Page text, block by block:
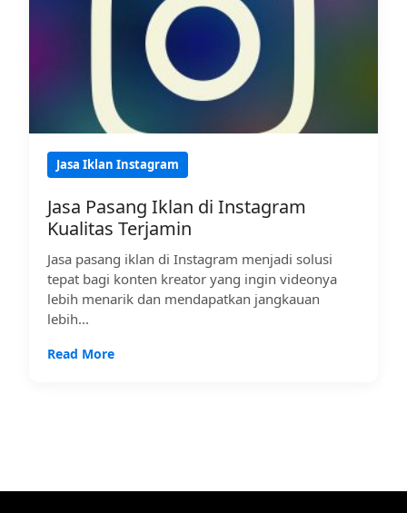
Jasa Iklan Instagram
Jasa Pasang Iklan di Instagram
Kualitas Terjamin
Jasa pasang iklan di Instagram menjadi solusi
tepat bagi konten kreator yang ingin videonya
lebih menarik dan mendapatkan jangkauan
lebih...
Read More